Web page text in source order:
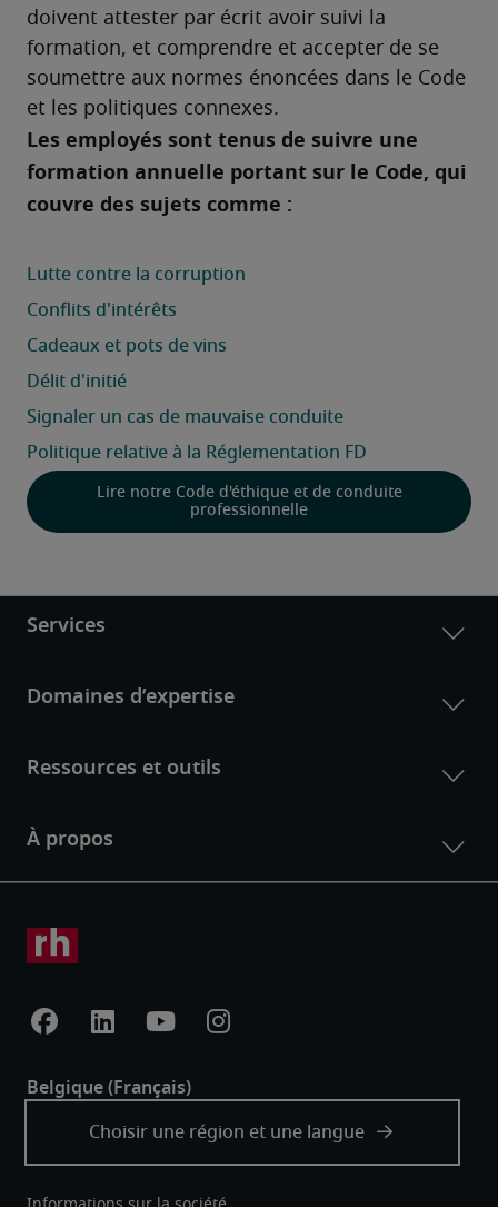
doivent attester par écrit avoir suivi la
formation, et comprendre et accepter de se
soumettre aux normes énoncées dans le Code
et les politiques connexes.
Les employés sont tenus de suivre une
formation annuelle portant sur le Code, qui
couvre des sujets comme :
Lire notre Code d'éthique et de conduite
professionnelle